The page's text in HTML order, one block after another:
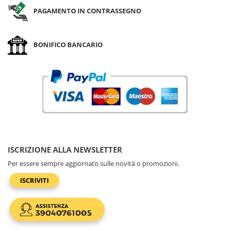
PAGAMENTO IN CONTRASSEGNO
BONIFICO BANCARIO
ISCRIZIONE ALLA NEWSLETTER
Per essere sempre aggiornato sulle novità o promozioni.
ISCRIVITI